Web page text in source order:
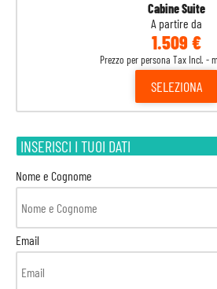
Cabine Suite
A partire da
1.509 €
Prezzo per persona Tax Incl. -
SELEZIONA
INSERISCI I TUOI DATI
Nome e Cognome
Email